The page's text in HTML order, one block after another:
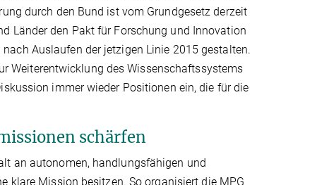
durch den Bund ist vom Grundgesetz derzeit
Länder den Pakt für Forschung und Innovation
Auslaufen der jetzigen Linie 2015 gestalten.
Weiterentwicklung des Wissenschaftssystems
immer wieder Positionen ein, die für die
schärfen
an autonomen, handlungsfähigen und
klare Mission besitzen. So organisiert die MPG